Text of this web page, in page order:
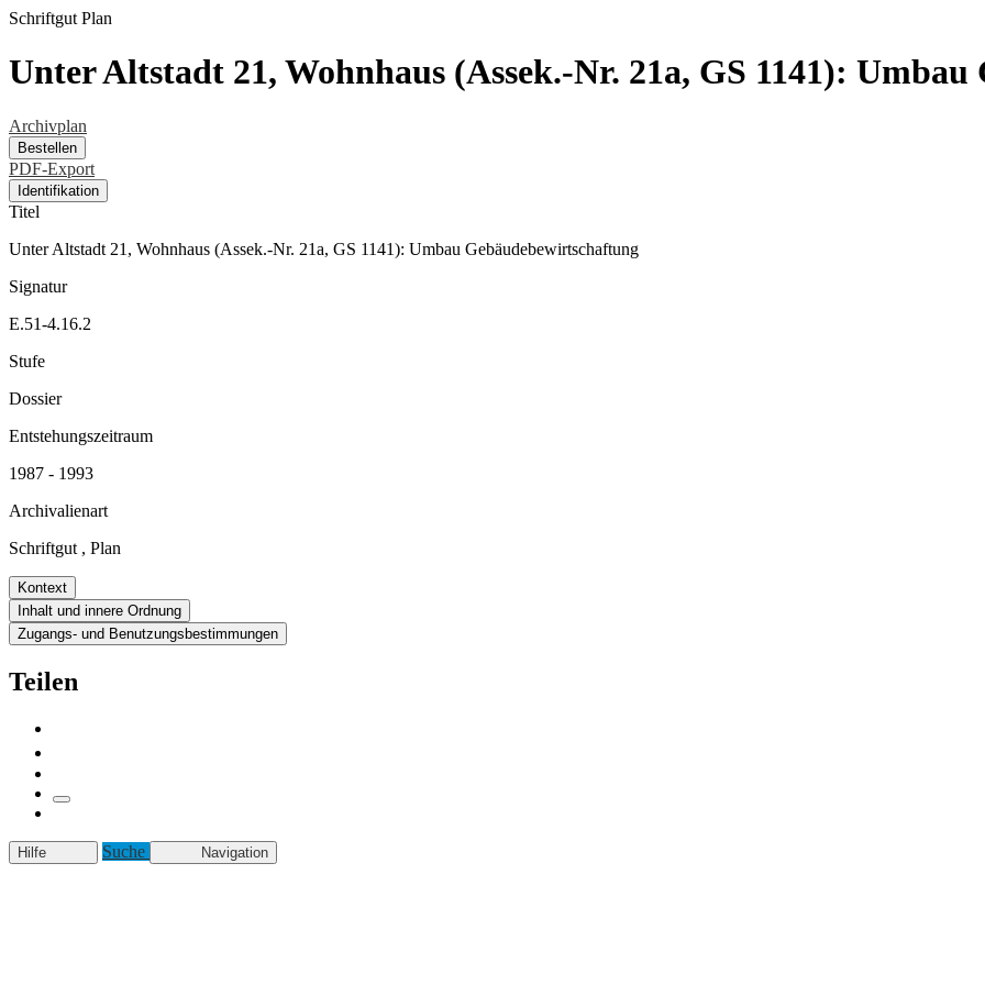
Schriftgut Plan
Unter Altstadt 21, Wohnhaus (Assek.-Nr. 21a, GS 1141):
Archivplan
Bestellen
PDF-Export
Identifikation
Titel
Unter Altstadt 21, Wohnhaus (Assek.-Nr. 21a, GS 1141): Umbau Gebäudebewirtschaftung
Signatur
E.51-4.16.2
Stufe
Dossier
Entstehungszeitraum
1987 - 1993
Archivalienart
Schriftgut , Plan
Kontext
Inhalt und innere Ordnung
Zugangs- und Benutzungsbestimmungen
Teilen
Hilfe Suche Navigation